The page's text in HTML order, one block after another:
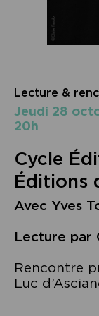
Lecture &
jeudi 28
20h
Cycle
Éditions
Avec Yves
Lecture par
Rencontre
Luc